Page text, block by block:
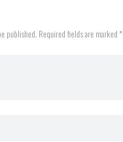
published. Required fields are marked *